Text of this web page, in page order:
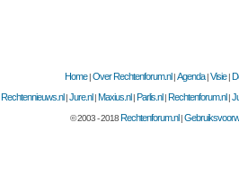
Home|Over Rechtenforum.nl|Agenda|Visie|
Rechtennieuws.nl|Jure.nl|Maxius.nl|Parlis.nl|Rechtenforum.nl|
© 2003 - 2018Rechtenforum.nl |